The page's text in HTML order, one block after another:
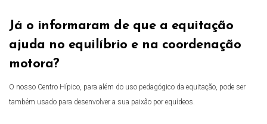
Já o informaram de que a equitação
ajuda no equilíbrio e na coordenação
motora?
O nosso Centro Hípico, para além do uso pedagógico da equitação, pode ser
também usado para desenvolver a sua paixão por equídeos.